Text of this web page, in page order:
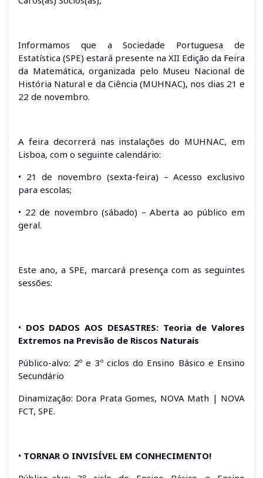
Informamos que a Sociedade Portuguesa de
Estatística (SPE) estará presente na XII Edição da Feira
da Matemática, organizada pelo Museu Nacional de
História Natural e da Ciência (MUHNAC), nos dias 21 e
22 de novembro.
A feira decorrerá nas instalações do MUHNAC, em
Lisboa, com o seguinte calendário:
• 21 de novembro (sexta-feira) – Acesso exclusivo
para escolas;
• 22 de novembro (sábado) – Aberta ao público em
geral.
Este ano, a SPE, marcará presença com as seguintes
sessões:
• DOS DADOS AOS DESASTRES: Teoria de Valores
Extremos na Previsão de Riscos Naturais
Público-alvo: 2º e 3º ciclos do Ensino Básico e Ensino
Secundário
Dinamização: Dora Prata Gomes, NOVA Math | NOVA
FCT, SPE.
• TORNAR O INVISÍVEL EM CONHECIMENTO!